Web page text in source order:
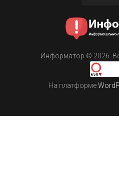
Информатор © 2026.
На платформе